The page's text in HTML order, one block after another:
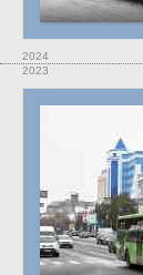
2024
2023